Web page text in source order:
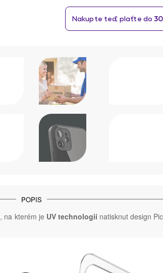
POPIS
, na kterém je UV technologiínatisknut design